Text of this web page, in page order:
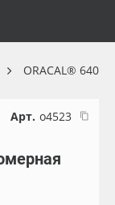
ORACAL® 640
Арт. о4523